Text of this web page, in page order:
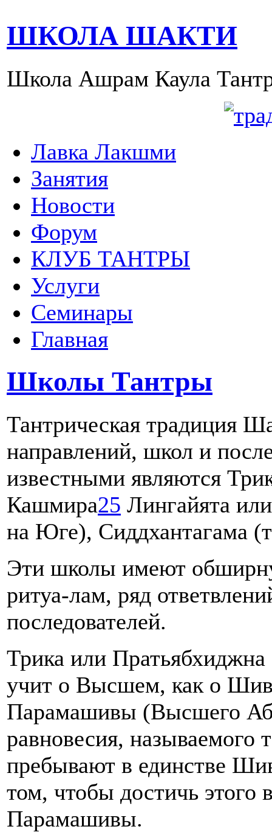
ШКОЛА ШАКТИ
Школа Ашрам Каула
Лавка Лакшми
Занятия
Новости
Форум
КЛУБ ТАНТРЫ
Услуги
Семинары
Главная
Школы Тантры
Тантрическая традиция
направлений, школ и
известными являются
Кашмира25 Лингайята
на Юге), Сиддхантагама
Эти школы имеют
ритуа-лам, ряд
последователей.
Трика или
учит о Высшем, как о
Парамашивы (Высшего
равновесия, называемого
пребывают в единстве
том, чтобы достичь этого
Парамашивы.